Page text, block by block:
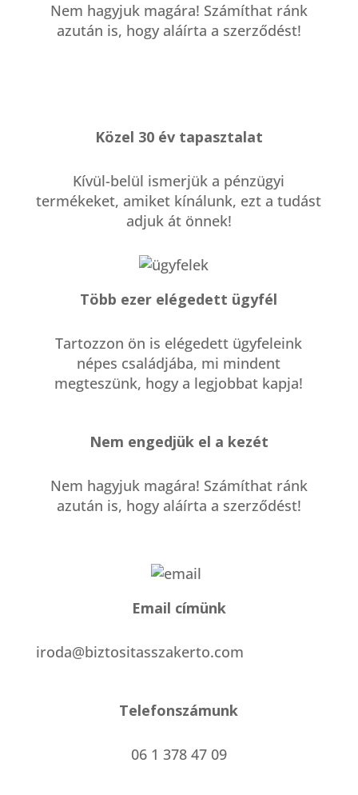
Nem hagyjuk magára! Számíthat ránk
azután is, hogy aláírta a szerződést!
Közel 30 év tapasztalat
Kívül-belül ismerjük a pénzügyi
termékeket, amiket kínálunk, ezt a tudást
adjuk át önnek!
Több ezer elégedett ügyfél
Tartozzon ön is elégedett ügyfeleink
népes családjába, mi mindent
megteszünk, hogy a legjobbat kapja!
Nem engedjük el a kezét
Nem hagyjuk magára! Számíthat ránk
azután is, hogy aláírta a szerződést!
Email címünk
iroda@biztositasszakerto.com
Telefonszámunk
06 1 378 47 09